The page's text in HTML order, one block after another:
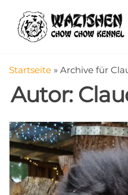
Inhalt
springen
Startseite » Archive für
Autor: